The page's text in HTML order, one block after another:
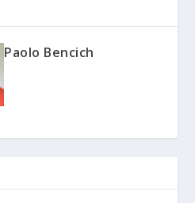
Paolo Bencich